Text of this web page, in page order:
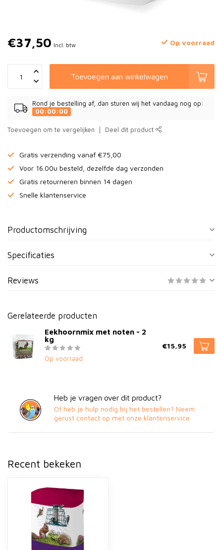
€37,50 Incl. btw Op voorraad
Toevoegen aan winkelwagen
Rond je bestelling af, dan sturen wij het vandaag nog op:
00:00:00
Toevoegen om te vergelijken Deel dit product
Gratis verzending vanaf €75,00
Voor 16.00u besteld, dezelfde dag verzonden
Gratis retourneren binnen 14 dagen
Snelle klantenservice
Productomschrijving
Specificaties
Reviews
Gerelateerde producten
Eekhoornmix met noten - 2
kg
Op voorraad
€15,95
Heb je vragen over dit product?
Of heb je hulp nodig bij het bestellen? Neem
gerust contact op met onze klantenservice
Recent bekeken